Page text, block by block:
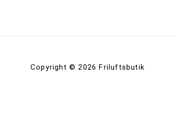
Copyright © 2026 Friluftsbutik